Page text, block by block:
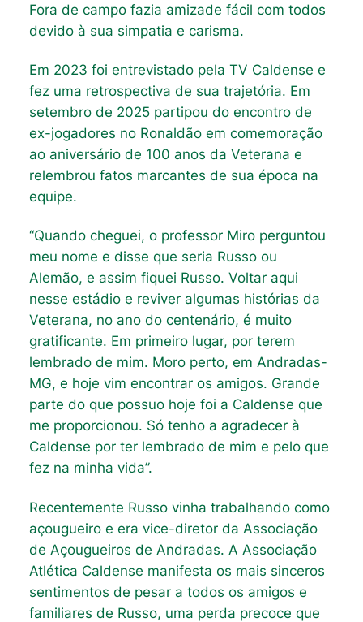
Fora de campo fazia amizade fácil com todos
devido à sua simpatia e carisma.
Em 2023 foi entrevistado pela TV Caldense e
fez uma retrospectiva de sua trajetória. Em
setembro de 2025 partipou do encontro de
ex-jogadores no Ronaldão em comemoração
ao aniversário de 100 anos da Veterana e
relembrou fatos marcantes de sua época na
equipe.
“Quando cheguei, o professor Miro perguntou
meu nome e disse que seria Russo ou
Alemão, e assim fiquei Russo. Voltar aqui
nesse estádio e reviver algumas histórias da
Veterana, no ano do centenário, é muito
gratificante. Em primeiro lugar, por terem
lembrado de mim. Moro perto, em Andradas-
MG, e hoje vim encontrar os amigos. Grande
parte do que possuo hoje foi a Caldense que
me proporcionou. Só tenho a agradecer à
Caldense por ter lembrado de mim e pelo que
fez na minha vida”.
Recentemente Russo vinha trabalhando como
açougueiro e era vice-diretor da Associação
de Açougueiros de Andradas. A Associação
Atlética Caldense manifesta os mais sinceros
sentimentos de pesar a todos os amigos e
familiares de Russo, uma perda precoce que